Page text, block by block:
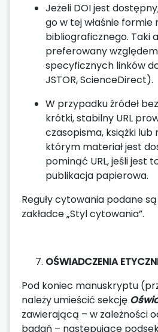
Jeżeli DOI jest
go w tej właśnie formie
bibliograficznego. Taki
preferowany względem
specyficznych linków
JSTOR, ScienceDirect).
W przypadku źródeł
krótki, stabilny URL
czasopisma, książki
którym materiał jest
pominąć URL, jeśli jest
publikacja papierowa.
Reguły cytowania podane
zakładce „Styl cytowania”.
OŚWIADCZENIA
Pod koniec manuskryptu
należy umieścić sekcję
zawierającą – w zależności
badań – następujące